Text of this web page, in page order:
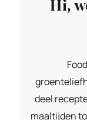
Hi,
deel
maaltijden